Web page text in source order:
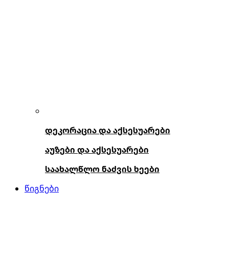
დეკორაცია და აქსესუარები
აუზები და აქსესუარები
საახალწლო ნაძვის ხეები
წიგნები